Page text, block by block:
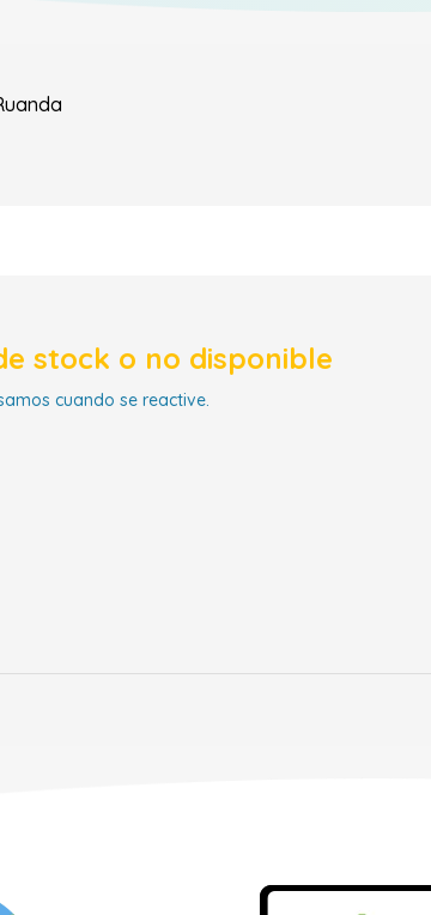
stock o no disponible
cuando se reactive.